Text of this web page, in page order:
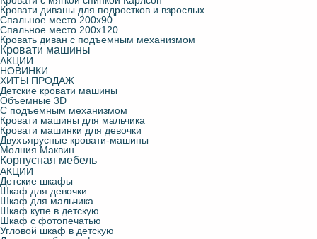
Кровати диваны для подростков и взрослых
Спальное место 200х90
Спальное место 200х120
Кровать диван с подъемным механизмом
Кровати машины
АКЦИИ
НОВИНКИ
ХИТЫ ПРОДАЖ
Детские кровати машины
Объемные 3D
С подъемным механизмом
Кровати машины для мальчика
Кровати машинки для девочки
Двухъярусные кровати-машины
Молния Маквин
Корпусная мебель
АКЦИИ
Детские шкафы
Шкаф для девочки
Шкаф для мальчика
Шкаф купе в детскую
Шкаф с фотопечатью
Угловой шкаф в детскую